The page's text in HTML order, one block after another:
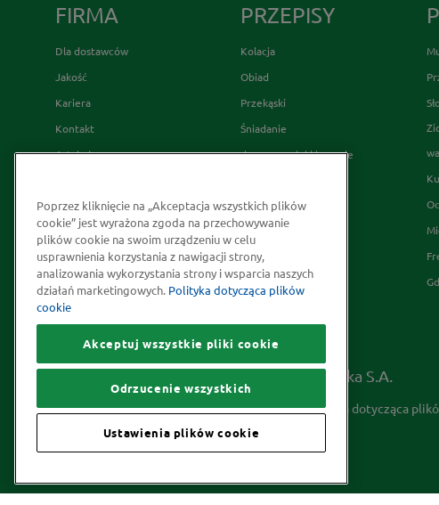
FIRMA
Dla dostawców
Jakość
Kariera
Kontakt
Artykuły
Skąd bierzemy nasze przyprawy
Strategia Podatkowa
Społeczna odpowiedzialność
Kakao odpowiedzialnie
pozyskiwane
PRZEPISY
Kolacja
Obiad
Przekąski
Śniadanie
desery wypieki i napoje
Prawa autorskie © 2026 McCormick Polska S.A.
Informacje na temat ochrony prywatności Polityka dotycząca
Poprzez kliknięcie na „Akceptacja wszystkich plików
cookie” jest wyrażona zgoda na przechowywanie
plików cookie na swoim urządzeniu w celu
usprawnienia korzystania z nawigacji strony,
analizowania wykorzystania strony i wsparcia naszych
działań marketingowych. Polityka dotycząca plików
cookie
Akceptuj wszystkie pliki cookie
Odrzucenie wszystkich
Ustawienia plików cookie